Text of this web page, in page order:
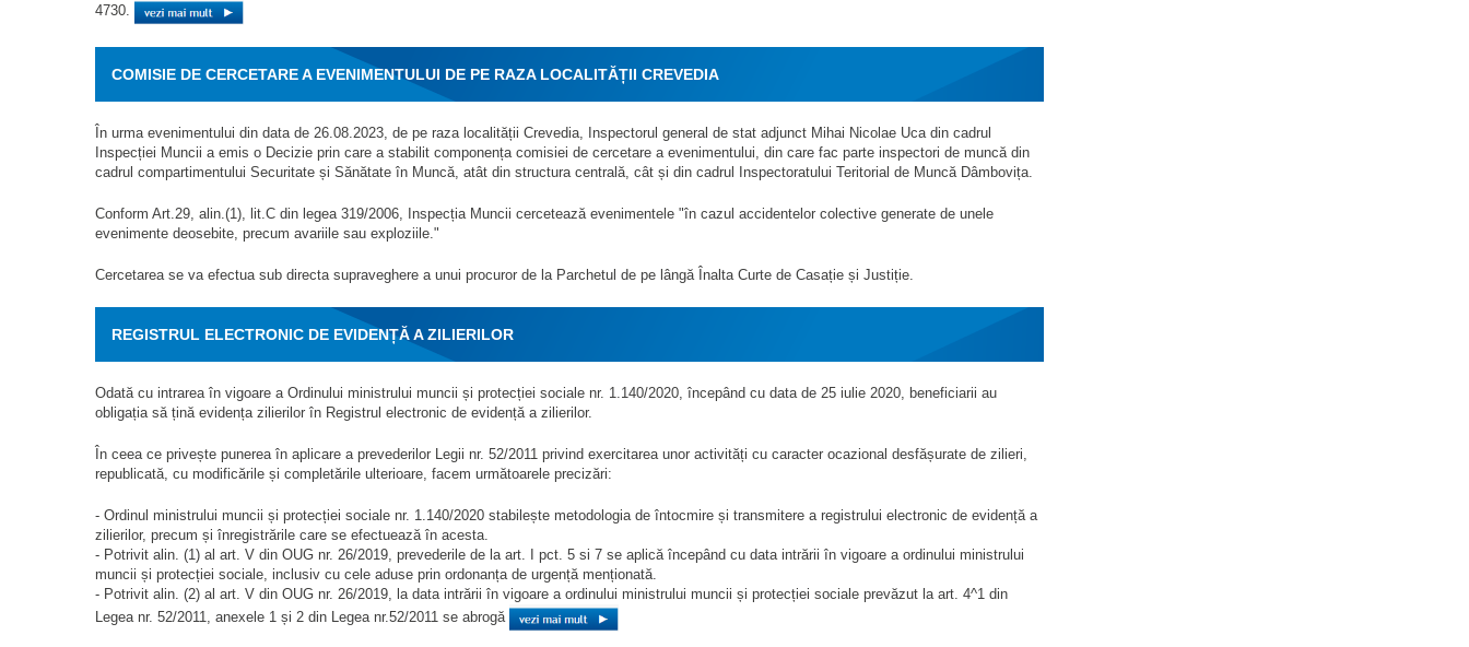
4730.
COMISIE DE CERCETARE A EVENIMENTULUI DE PE RAZA LOCALITĂȚII CREVEDIA
În urma evenimentului din data de 26.08.2023, de pe raza localității Crevedia, Inspectorul general de stat adjunct Mihai Nicolae Uca din cadrul
Inspecției Muncii a emis o Decizie prin care a stabilit componența comisiei de cercetare a evenimentului, din care fac parte inspectori de muncă din
cadrul compartimentului Securitate și Sănătate în Muncă, atât din structura centrală, cât și din cadrul Inspectoratului Teritorial de Muncă Dâmbovița.
Conform Art.29, alin.(1), lit.C din legea 319/2006, Inspecția Muncii cercetează evenimentele "în cazul accidentelor colective generate de unele
evenimente deosebite, precum avariile sau exploziile."
Cercetarea se va efectua sub directa supraveghere a unui procuror de la Parchetul de pe lângă Înalta Curte de Casație și Justiție.
REGISTRUL ELECTRONIC DE EVIDENȚĂ A ZILIERILOR
Odată cu intrarea în vigoare a Ordinului ministrului muncii și protecției sociale nr. 1.140/2020, începând cu data de 25 iulie 2020, beneficiarii au
obligația să țină evidența zilierilor în Registrul electronic de evidență a zilierilor.
În ceea ce privește punerea în aplicare a prevederilor Legii nr. 52/2011 privind exercitarea unor activități cu caracter ocazional desfășurate de zilieri,
republicată, cu modificările și completările ulterioare, facem următoarele precizări:
- Ordinul ministrului muncii și protecției sociale nr. 1.140/2020 stabilește metodologia de întocmire și transmitere a registrului electronic de evidență a
zilierilor, precum și înregistrările care se efectuează în acesta.
- Potrivit alin. (1) al art. V din OUG nr. 26/2019, prevederile de la art. I pct. 5 si 7 se aplică începând cu data intrării în vigoare a ordinului ministrului
muncii și protecției sociale, inclusiv cu cele aduse prin ordonanța de urgență menționată.
- Potrivit alin. (2) al art. V din OUG nr. 26/2019, la data intrării în vigoare a ordinului ministrului muncii și protecției sociale prevăzut la art. 4^1 din
Legea nr. 52/2011, anexele 1 și 2 din Legea nr.52/2011 se abrogă